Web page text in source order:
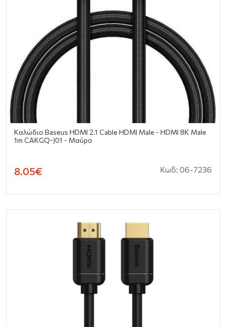
Καλώδιο Baseus HDMI 2.1 Cable HDMI Male - HDMI 8Κ Male
1m CAKGQ-J01 - Μαύρο
8.05€ Κωδ: 06-7236